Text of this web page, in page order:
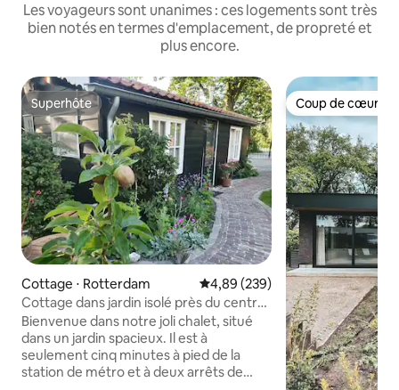
Les voyageurs sont unanimes : ces logements sont très
bien notés en termes d'emplacement, de propreté et
plus encore.
Superhôte
Superhôte
Cottage ⋅ Rotterdam Évaluation moyenne sur la
4,89 (239)
Cottage dans jardin isolé près du centre
de Rotterdam
Bienvenue dans notre joli chalet, situé
dans un jardin spacieux. Il est à
seulement cinq minutes à pied de la
station de métro et à deux arrêts de
Coup de cœur
Coup de cœur